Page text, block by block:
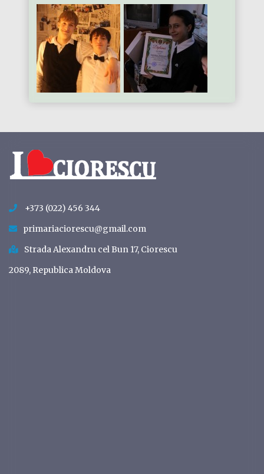
+373 (022) 456 344
primariaciorescu@gmail.com
Strada Alexandru cel Bun 17, Ciorescu
2089, Republica Moldova